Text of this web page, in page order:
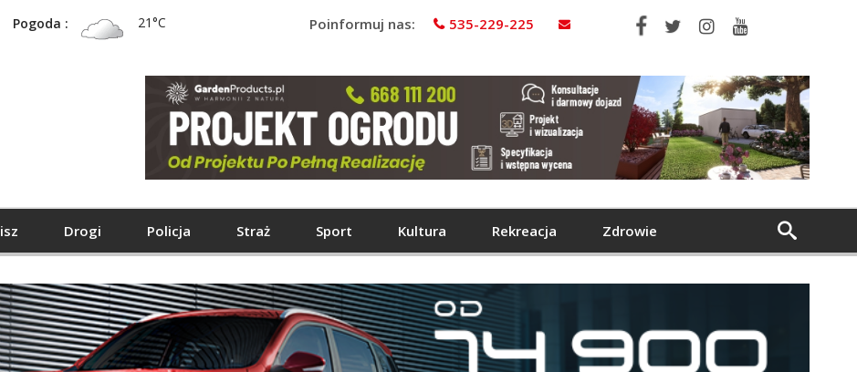
Pogoda : 21°C Poinformuj nas: 535-229-225
Drogi Policja Straż Sport Kultura Rekreacja Zdrowie